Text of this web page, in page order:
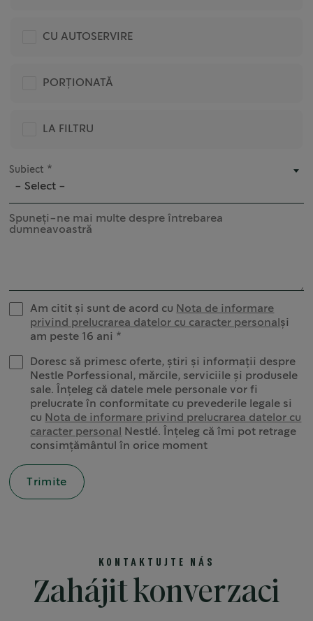
CU AUTOSERVIRE
PORȚIONATĂ
LA FILTRU
Subiect
- Select -
Spuneți-ne mai multe despre întrebarea
dumneavoastră
Am citit și sunt de acord cu Nota de informare
privind prelucrarea datelor cu caracter personal și
am peste 16 ani
Doresc să primesc oferte, știri și informații despre
Nestle Porfessional, mărcile, serviciile și produsele
sale. Înțeleg că datele mele personale vor fi
prelucrate în conformitate cu prevederile legale si
cu Nota de informare privind prelucrarea datelor cu
caracter personal
Nestlé. Înțeleg că îmi pot retrage
consimțământul în orice moment
KONTAKTUJTE NÁS
Zahájit konverzaci